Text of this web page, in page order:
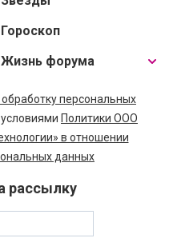
Гороскоп
Жизнь форума
обработку персональных
Политики ООО
в отношении
данных
рассылку